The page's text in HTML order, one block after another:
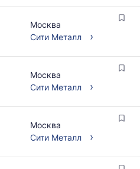
Москва
Сити Металл
›
Москва
Сити Металл
›
Москва
Сити Металл
›